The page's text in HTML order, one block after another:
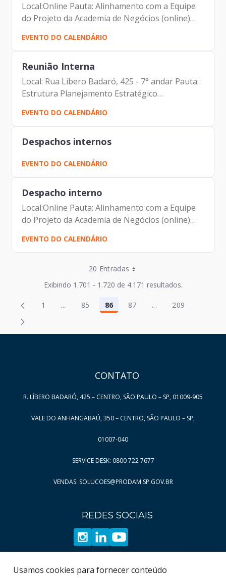
Local:Online Pauta: Alinhamento com a Equipe
do Projeto da Academia de Negócios (online)
Participantes: Johann Nogueira Dantas Lucia
Cristina Freire de Almeida Beatriz Cugler
(Crescimentum)
EVENTO DO CALENDÁRIO
Reunião Interna
Local: Rua Líbero Badaró, 425 - 7° andar Pauta:
Estrutura Planejamento Estratégico
Participantes: Johann Nogueira Dantas Carlos
Roberto Ruas Junior
EVENTO DO CALENDÁRIO
Despachos internos
EVENTO DO CALENDÁRIO
Despacho interno
Local:Online Pauta: Alinhamento com a Equipe
do Projeto da Academia de Negócios (online)
Participantes: Johann Nogueira Dantas Lucia
Cristina Freire de Almeida
EVENTO DO CALENDÁRIO
20 Entradas
Entradas por Página
Entradas por Página
Entradas por Página
Entradas por Página
Exibindo 1.701 - 1.720 de 4.171 resultados.
Página
1 ...Páginas intermediárias Usar ABA para
Página
Página
Página
Página
Página
Página
85 Página
86 Página
87 ...Páginas
Página
88
Página
Página
94
Página
95
Página
99
Página
101
Página
102
Página
103
Página
209
CONTATO
R. LÍBERO BADARÓ, 425 – CENTRO, SÃO PAULO – SP, 01009-905
VALE DO ANHANGABAÚ, 350 – CENTRO, SÃO PAULO – SP,
01007-040
SERVICE DESK: 0800 722 7677
VENDAS: SOLUCOES@PRODAM.SP.GOV.BR
REDES SOCIAIS
Usamos cookies para fornecer conteúdo